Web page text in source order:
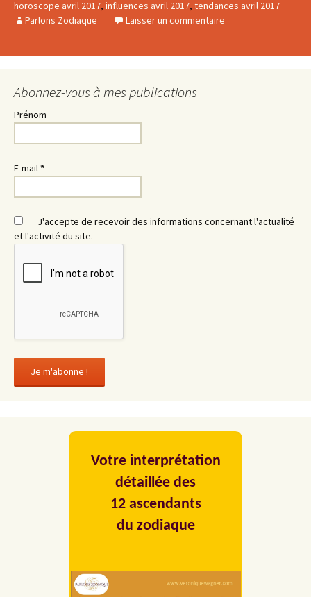
horoscope avril 2017, influences avril 2017, tendances avril 2017
Parlons Zodiaque
Laisser un commentaire
Abonnez-vous à mes publications
Prénom
E-mail*
J'accepte de recevoir des informations concernant l'actualité
et l'activité du site.
Votre interprétation
détaillée des
12 ascendants
du zodiaque